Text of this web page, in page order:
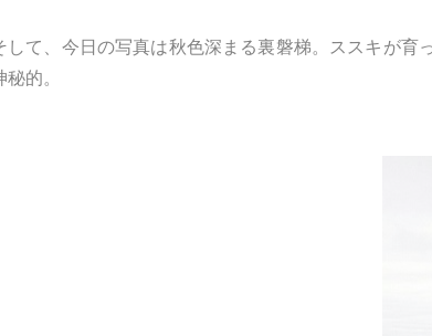
して、今日の写真は秋色深まる裏磐梯。ススキが
秘的。